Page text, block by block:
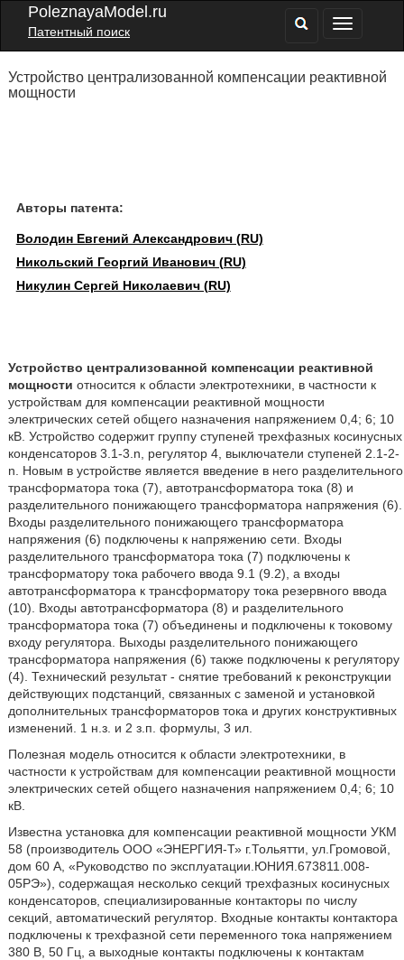
PoleznayaModel.ru
Патентный поиск
Устройство централизованной компенсации реактивной
мощности
Авторы патента:
Володин Евгений Александрович (RU)
Никольский Георгий Иванович (RU)
Никулин Сергей Николаевич (RU)
Устройство централизованной компенсации реактивной
мощности относится к области электротехники, в частности к
устройствам для компенсации реактивной мощности
электрических сетей общего назначения напряжением 0,4; 6; 10
кВ. Устройство содержит группу ступеней трехфазных косинусных
конденсаторов 3.1-3.n, регулятор 4, выключатели ступеней 2.1-2-
n. Новым в устройстве является введение в него разделительного
трансформатора тока (7), автотрансформатора тока (8) и
разделительного понижающего трансформатора напряжения (6).
Входы разделительного понижающего трансформатора
напряжения (6) подключены к напряжению сети. Входы
разделительного трансформатора тока (7) подключены к
трансформатору тока рабочего ввода 9.1 (9.2), а входы
автотрансформатора к трансформатору тока резервного ввода
(10). Входы автотрансформатора (8) и разделительного
трансформатора тока (7) объединены и подключены к токовому
входу регулятора. Выходы разделительного понижающего
трансформатора напряжения (6) также подключены к регулятору
(4). Технический результат - снятие требований к реконструкции
действующих подстанций, связанных с заменой и установкой
дополнительных трансформаторов тока и других конструктивных
изменений. 1 н.з. и 2 з.п. формулы, 3 ил.
Полезная модель относится к области электротехники, в
частности к устройствам для компенсации реактивной мощности
электрических сетей общего назначения напряжением 0,4; 6; 10
кВ.
Известна установка для компенсации реактивной мощности УКМ
58 (производитель ООО «ЭНЕРГИЯ-Т» г.Тольятти, ул.Громовой,
дом 60 А, «Руководство по эксплуатации.ЮНИЯ.673811.008-
05РЭ»), содержащая несколько секций трехфазных косинусных
конденсаторов, специализированные контакторы по числу
секций, автоматический регулятор. Входные контакты контактора
подключены к трехфазной сети переменного тока напряжением
380 В, 50 Гц, а выходные контакты подключены к контактам